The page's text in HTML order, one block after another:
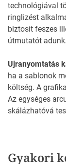
technológiával
ringlizést
biztosít feszes
útmutatót adunk.
Ujranyomtatás
ha a sablonok
költség. A
Az egységes
skálázhatóvá
Gyakori